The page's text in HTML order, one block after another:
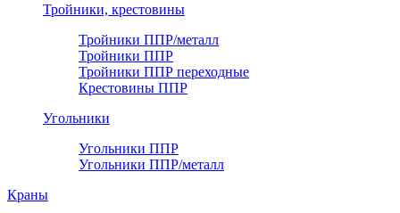
Тройники, крестовины
Тройники ППР/металл
Тройники ППР
Тройники ППР переходные
Крестовины ППР
Угольники
Угольники ППР
Угольники ППР/металл
Краны